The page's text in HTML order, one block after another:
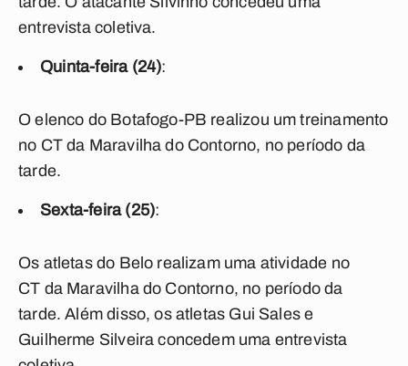
entrevista coletiva.
Quinta-feira (24):
O elenco do Botafogo-PB realizou um treinamento
no CT da Maravilha do Contorno, no período da
tarde.
Sexta-feira (25):
Os atletas do Belo realizam uma atividade no
CT da Maravilha do Contorno, no período da
tarde. Além disso, os atletas Gui Sales e
Guilherme Silveira concedem uma entrevista